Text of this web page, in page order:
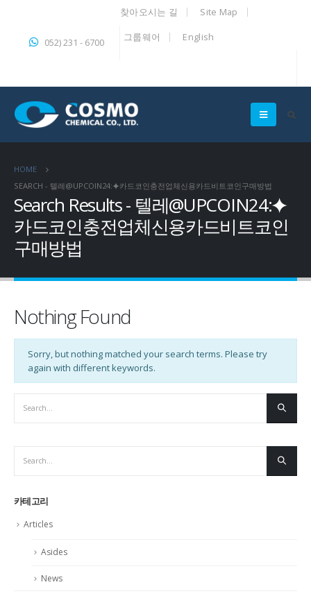
052) 231 - 6700
찾아오시는 길 Site Map
그룹웨어 English
HOME
SEARCH - 텔레@UPCOIN24:⯌카드코인충전업체신용카드비트코인구매방법
Search Results - 텔레@UPCOIN24:⯌
카드코인충전업체신용카드비트코인
구매방법
Nothing Found
Sorry, but nothing matched your search terms. Please try
again with different keywords.
카테고리
Articles
Asides
News